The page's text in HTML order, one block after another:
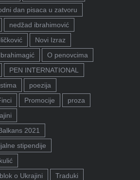
dan pisaca u zatvoru
nedžad ibrahimović
Novi Izraz
O penovcima
PEN INTERNATIONAL
poezija
Promocije
proza
2021
stipendije
o Ukrajini
Traduki